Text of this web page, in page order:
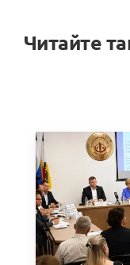
Читайте